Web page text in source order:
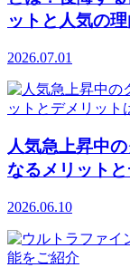
ットと人気の
2026.07.01
人気急上昇中
なるメリット
2026.06.10